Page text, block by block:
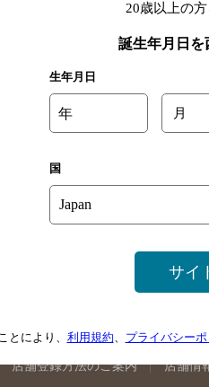
群馬県のバー検索
埼玉県のバー検索
福井県のバー検索 大阪府の
岡山県
高知県の
店舗登録方法のご案内 店舗情
20歳以上の
誕生年月日を
生年月日
年 月
国
サイ
とにより、 利用規約、 プライバシー